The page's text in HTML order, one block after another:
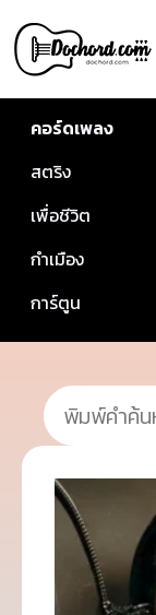
คอร์ดเพลง
สตริง
เพื่อชีวิต
กำเมือง
การ์ตูน